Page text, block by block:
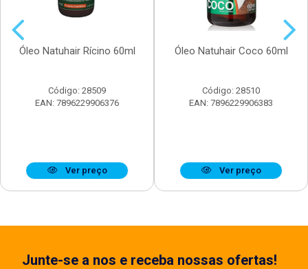
Óleo Natuhair Rícino 60ml
Código: 28509
EAN: 7896229906376
Ver preço
Óleo Natuhair Coco 60ml
Código: 28510
EAN: 7896229906383
Ver preço
Junte-se a nos e receba nossas ofertas!